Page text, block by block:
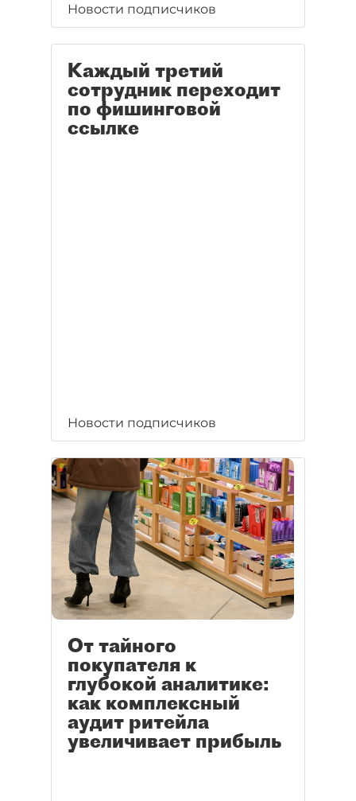
Новости подписчиков
Каждый третий
сотрудник переходит
по фишинговой
ссылке
Новости подписчиков
От тайного
покупателя к
глубокой аналитике:
как комплексный
аудит ритейла
увеличивает прибыль